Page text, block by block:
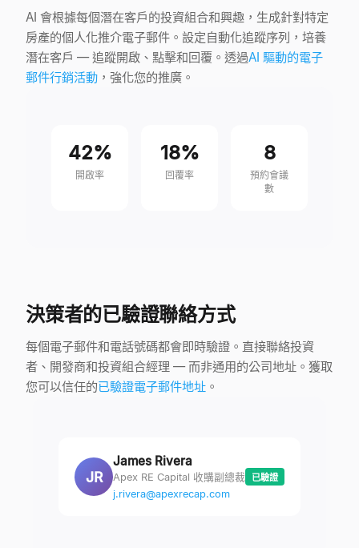
AI 會根據每個潛在客戶的投資組合和興趣，生成針對特定
房產的個人化推介電子郵件。設定自動化追蹤序列，培養
潛在客戶 — 追蹤開啟、點擊和回覆。透過AI 驅動的電子
郵件行銷活動 ，強化您的推廣。
42%
開啟率
18%
回覆率
8
預約會議
數
決策者的已驗證聯絡方式
每個電子郵件和電話號碼都會即時驗證。直接聯絡投資
者、開發商和投資組合經理 — 而非通用的公司地址。獲取
您可以信任的已驗證電子郵件地址 。
JR
James Rivera
Apex RE Capital 收購副總裁
j.rivera@apexrecap.com
已驗證